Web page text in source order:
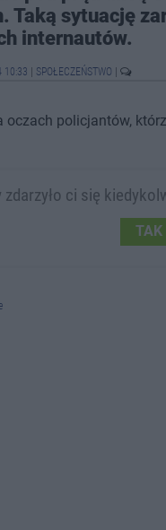
Taką sytuację
internautów.
10:33 SPOŁECZEŃSTWO
oczach policjantów,
zdarzyło ci się
TAK